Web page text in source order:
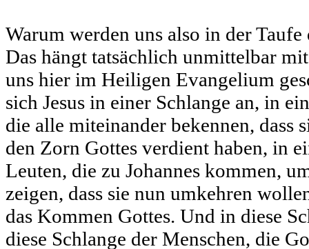
Warum werden uns also in der Taufe
Das hängt tatsächlich unmittelbar
uns hier im Heiligen Evangelium
sich Jesus in einer Schlange an, in
die alle miteinander bekennen, dass
den Zorn Gottes verdient haben, in
Leuten, die zu Johannes kommen,
zeigen, dass sie nun umkehren
das Kommen Gottes. Und in diese
diese Schlange der Menschen, die